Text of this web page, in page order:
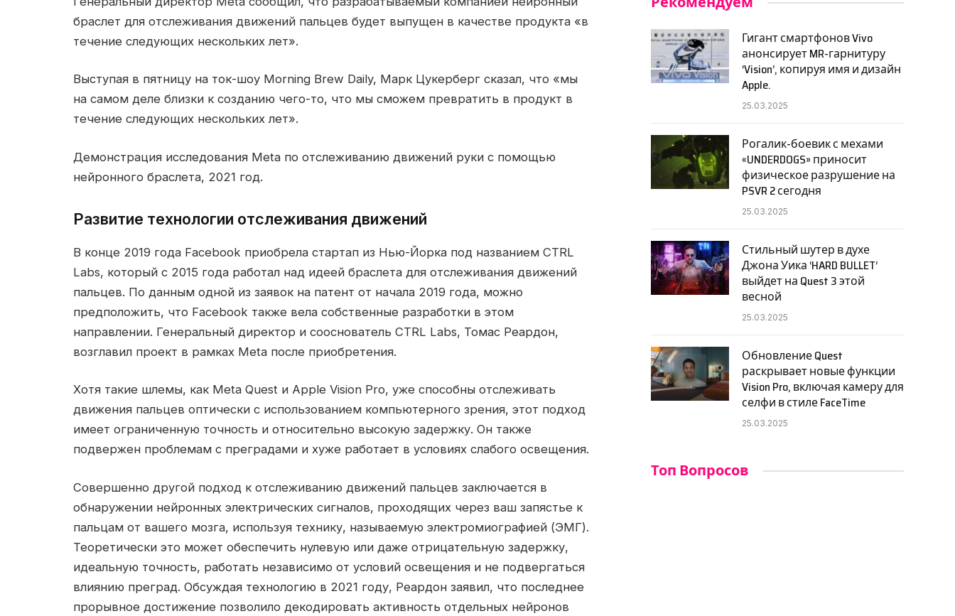
браслет для отслеживания движений пальцев будет выпущен в качестве продукта «в
течение следующих нескольких лет».
Выступая в пятницу на ток-шоу Morning Brew Daily, Марк Цукерберг сказал, что «мы
на самом деле близки к созданию чего-то, что мы сможем превратить в продукт в
течение следующих нескольких лет».
Демонстрация исследования Meta по отслеживанию движений руки с помощью
нейронного браслета, 2021 год.
Развитие технологии отслеживания движений
В конце 2019 года Facebook приобрела стартап из Нью-Йорка под названием CTRL
Labs, который с 2015 года работал над идеей браслета для отслеживания движений
пальцев. По данным одной из заявок на патент от начала 2019 года, можно
предположить, что Facebook также вела собственные разработки в этом
направлении. Генеральный директор и сооснователь CTRL Labs, Томас Реардон,
возглавил проект в рамках Meta после приобретения.
Хотя такие шлемы, как Meta Quest и Apple Vision Pro, уже способны отслеживать
движения пальцев оптически с использованием компьютерного зрения, этот подход
имеет ограниченную точность и относительно высокую задержку. Он также
подвержен проблемам с преградами и хуже работает в условиях слабого освещения.
Совершенно другой подход к отслеживанию движений пальцев заключается в
обнаружении нейронных электрических сигналов, проходящих через ваш запястье к
пальцам от вашего мозга, используя технику, называемую электромиографией (ЭМГ).
Теоретически это может обеспечить нулевую или даже отрицательную задержку,
идеальную точность, работать независимо от условий освещения и не подвергаться
влиянию преград. Обсуждая технологию в 2021 году, Реардон заявил, что последнее
прорывное достижение позволило декодировать активность отдельных нейронов
Гигант смартфонов Vivo
анонсирует MR-гарнитуру
‘Vision’, копируя имя и дизайн
Apple.
25.03.2025
Рогалик-боевик с мехами
«UNDERDOGS» приносит
физическое разрушение на
PSVR 2 сегодня
25.03.2025
Стильный шутер в духе
Джона Уика ‘HARD BULLET’
выйдет на Quest 3 этой
весной
25.03.2025
Обновление Quest
раскрывает новые функции
Vision Pro, включая камеру для
селфи в стиле FaceTime
25.03.2025
Топ Вопросов